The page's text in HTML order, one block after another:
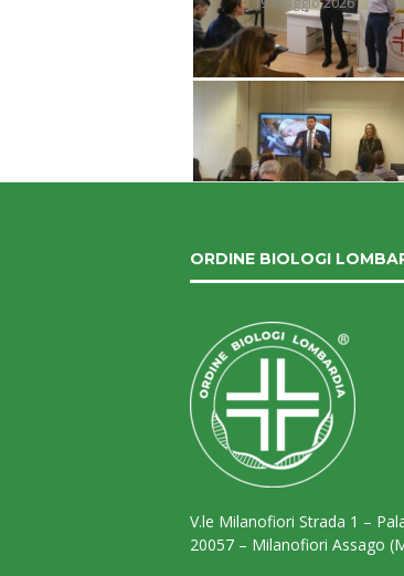
ORDINE BIOLOGI
V.le Milanofiori Strada 1 –
20057 – Milanofiori Assago